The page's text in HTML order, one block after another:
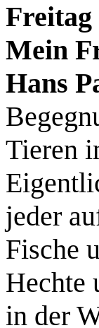
Freitag
Mein
Hans
Tieren
jeder
Fische
Hechte
in der